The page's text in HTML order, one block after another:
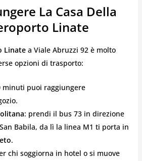
La Casa Della
Linate
Linatea Viale Abruzzi 92 è molto
opzioni di trasporto:
minuti puoi raggiungere
: prendi il bus 73 in direzione
Babila, da lì la linea M1 ti porta in
.
chi soggiorna in hotel o si muove